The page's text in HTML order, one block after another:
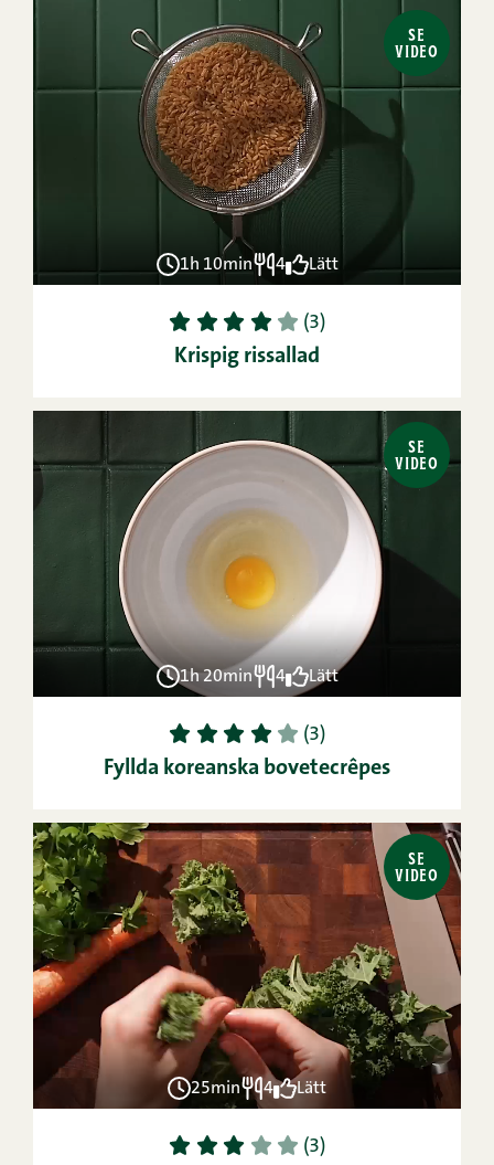
SE
VIDEO
1h 10min 4 Lätt
1 2 3 4 5 (3)
Krispig rissallad
SE
VIDEO
1h 20min 4 Lätt
1 2 3 4 5 (3)
Fyllda koreanska bovetecrêpes
SE
VIDEO
25min 4 Lätt
1 2 3 4 5 (3)